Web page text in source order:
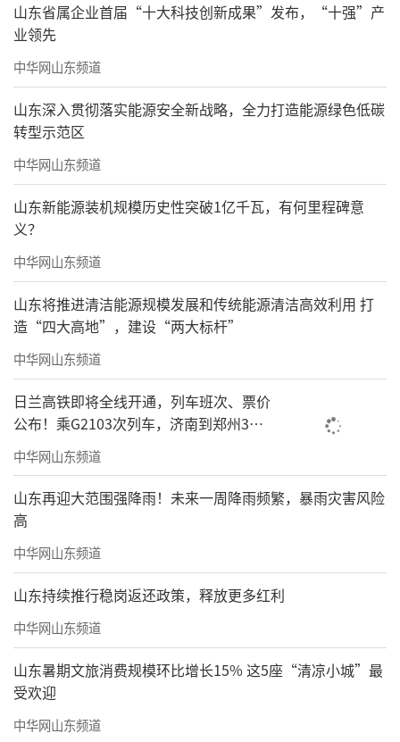
山东省属企业首届“十大科技创新成果”发布，“十强”产
业领先
中华网山东频道
山东深入贯彻落实能源安全新战略，全力打造能源绿色低碳
转型示范区
中华网山东频道
山东新能源装机规模历史性突破1亿千瓦，有何里程碑意
义？
中华网山东频道
山东将推进清洁能源规模发展和传统能源清洁高效利用 打
造“四大高地”，建设“两大标杆”
中华网山东频道
日兰高铁即将全线开通，列车班次、票价
公布！乘G2103次列车，济南到郑州3小
时到达
中华网山东频道
山东再迎大范围强降雨！未来一周降雨频繁，暴雨灾害风险
高
中华网山东频道
山东持续推行稳岗返还政策，释放更多红利
中华网山东频道
山东暑期文旅消费规模环比增长15% 这5座“清凉小城”最
受欢迎
中华网山东频道